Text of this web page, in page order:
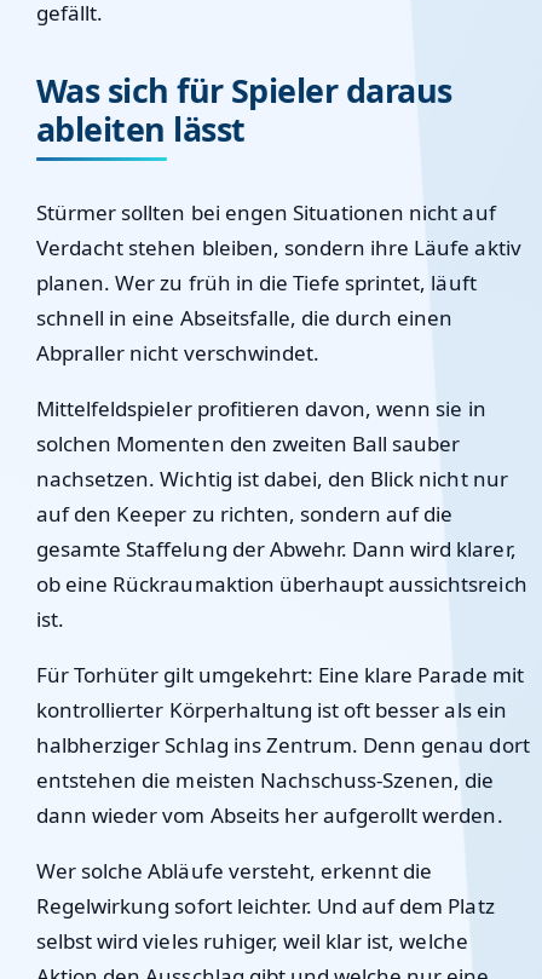
gefällt.
Was sich für Spieler daraus
ableiten lässt
Stürmer sollten bei engen Situationen nicht auf
Verdacht stehen bleiben, sondern ihre Läufe aktiv
planen. Wer zu früh in die Tiefe sprintet, läuft
schnell in eine Abseitsfalle, die durch einen
Abpraller nicht verschwindet.
Mittelfeldspieler profitieren davon, wenn sie in
solchen Momenten den zweiten Ball sauber
nachsetzen. Wichtig ist dabei, den Blick nicht nur
auf den Keeper zu richten, sondern auf die
gesamte Staffelung der Abwehr. Dann wird klarer,
ob eine Rückraumaktion überhaupt aussichtsreich
ist.
Für Torhüter gilt umgekehrt: Eine klare Parade mit
kontrollierter Körperhaltung ist oft besser als ein
halbherziger Schlag ins Zentrum. Denn genau dort
entstehen die meisten Nachschuss-Szenen, die
dann wieder vom Abseits her aufgerollt werden.
Wer solche Abläufe versteht, erkennt die
Regelwirkung sofort leichter. Und auf dem Platz
selbst wird vieles ruhiger, weil klar ist, welche